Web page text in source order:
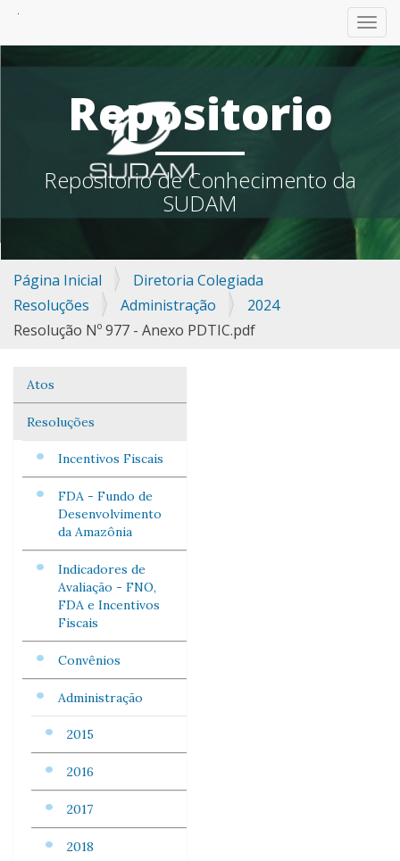
Repositorio
Repositorio de Conhecimento da
SUDAM
Página Inicial
Diretoria Colegiada
Resoluções
Administração
2024
Resolução Nº 977 - Anexo PDTIC.pdf
Navegação
Atos
Resoluções
Incentivos Fiscais
FDA - Fundo de
Desenvolvimento
da Amazônia
Indicadores de
Avaliação - FNO,
FDA e Incentivos
Fiscais
Convênios
Administração
2015
2016
2017
2018